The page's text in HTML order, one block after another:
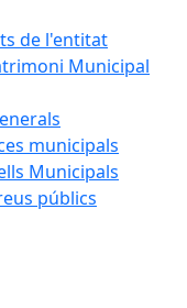
de l'entitat
Municipal
municipals
Municipals
públics